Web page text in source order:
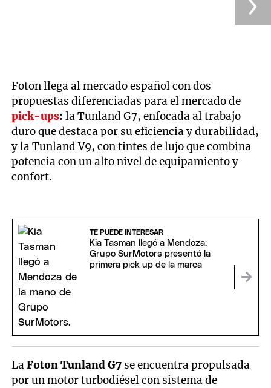
Foton llega al mercado español con dos
propuestas diferenciadas para el mercado de
pick-ups: la Tunland G7, enfocada al trabajo
duro que destaca por su eficiencia y durabilidad,
y la Tunland V9, con tintes de lujo que combina
potencia con un alto nivel de equipamiento y
confort.
TE PUEDE INTERESAR
Kia Tasman llegó a Mendoza:
Grupo SurMotors presentó la
primera pick up de la marca
LaFoton Tunland G7 se encuentra propulsada
por un motor turbodiésel con sistema de